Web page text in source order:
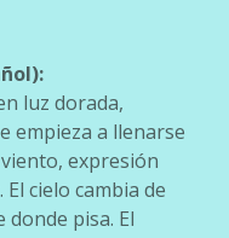
luz dorada,
empieza a llenarse
expresión
cielo cambia de
pisa. El